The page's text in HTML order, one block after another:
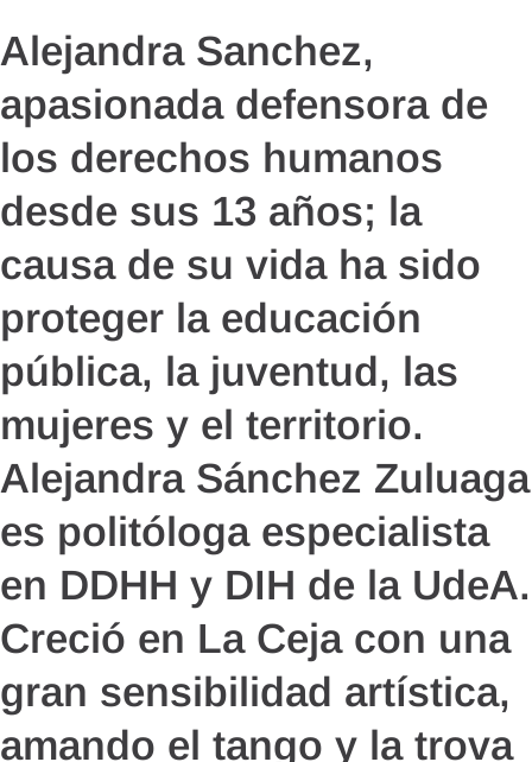
Alejandra Sanchez,
apasionada defensora de
los derechos humanos
desde sus 13 años; la
causa de su vida ha sido
proteger la educación
pública, la juventud, las
mujeres y el territorio.
Alejandra Sánchez Zuluaga
es politóloga especialista
en DDHH y DIH de la UdeA.
Creció en La Ceja con una
gran sensibilidad artística,
amando el tango y la trova